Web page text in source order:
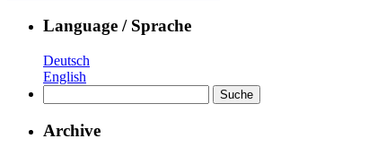
Language / Sprache
Deutsch
English
nach:
Archive